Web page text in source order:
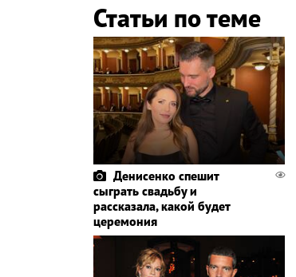
Статьи по теме
Денисенко спешит
сыграть свадьбу и
рассказала, какой будет
церемония